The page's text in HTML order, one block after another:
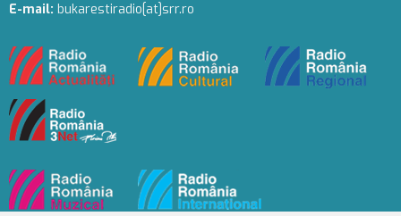
E-mail: bukarestiradio[at]srr.ro